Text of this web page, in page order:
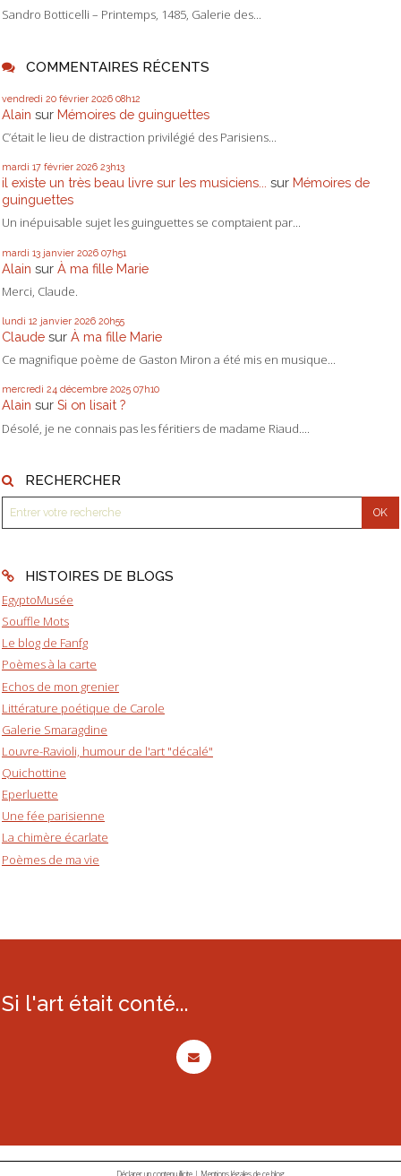
Sandro Botticelli – Printemps, 1485, Galerie des...
COMMENTAIRES RÉCENTS
vendredi 20 février 2026 08h12
Alain sur Mémoires de guinguettes
C’était le lieu de distraction privilégié des Parisiens...
mardi 17 février 2026 23h13
il existe un très beau livre sur les musiciens... sur Mémoires de
guinguettes
Un inépuisable sujet les guinguettes se comptaient par...
mardi 13 janvier 2026 07h51
Alain sur À ma fille Marie
Merci, Claude.
lundi 12 janvier 2026 20h55
Claude sur À ma fille Marie
Ce magnifique poème de Gaston Miron a été mis en musique...
mercredi 24 décembre 2025 07h10
Alain sur Si on lisait ?
Désolé, je ne connais pas les féritiers de madame Riaud....
RECHERCHER
HISTOIRES DE BLOGS
EgyptoMusée
Souffle Mots
Le blog de Fanfg
Poèmes à la carte
Echos de mon grenier
Littérature poétique de Carole
Galerie Smaragdine
Louvre-Ravioli, humour de l'art "décalé"
Quichottine
Eperluette
Une fée parisienne
La chimère écarlate
Poèmes de ma vie
Si l'art était conté...
Déclarer un contenu illicite | Mentions légales de ce blog